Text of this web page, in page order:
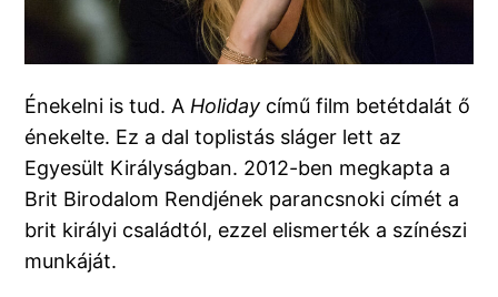
Énekelni is tud. A Holiday című film betétdalát ő
énekelte. Ez a dal toplistás sláger lett az
Egyesült Királyságban. 2012-ben megkapta a
Brit Birodalom Rendjének parancsnoki címét a
brit királyi családtól, ezzel elismerték a színészi
munkáját.